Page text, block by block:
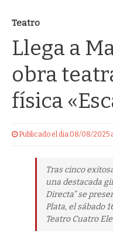
Teatro
Llega a
obra
física
Publicado el dia 08/08/2025
Tras cinco
una destacada
Directa” se
Plata, el sábado
Teatro Cuatro